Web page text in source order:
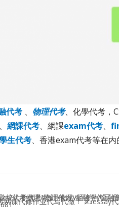
代考 、 物理代考、化學代考，
網課代考、網課exam代考、
生代考、香港exam代考等在内
/金融学留学生 靠谱代写留学生英文功课 微积分代写\线性
网课代修作业代写代做！ ✍essay